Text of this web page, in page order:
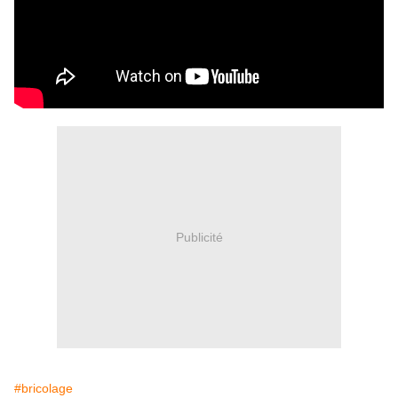
Publicité
#bricolage